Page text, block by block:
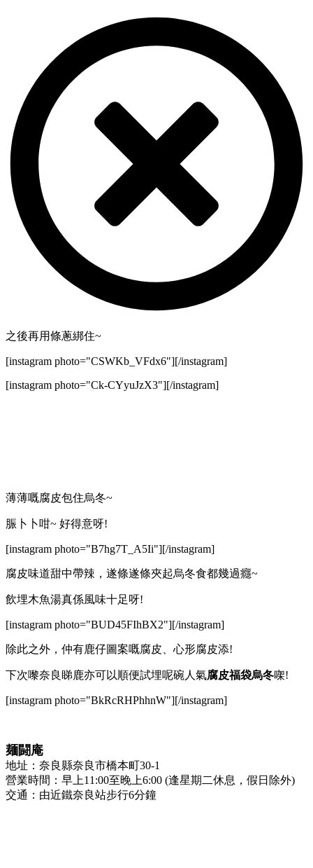
之後再用條蔥綁住~
[instagram photo="CSWKb_VFdx6"][/instagram]
[instagram photo="Ck-CYyuJzX3"][/instagram]
薄薄嘅腐皮包住烏冬~
脤卜卜咁~ 好得意呀!
[instagram photo="B7hg7T_A5Ii"][/instagram]
腐皮味道甜中帶辣，遂條遂條夾起烏冬食都幾過癮~
飲埋木魚湯真係風味十足呀!
[instagram photo="BUD45FIhBX2"][/instagram]
除此之外，仲有鹿仔圖案嘅腐皮、心形腐皮添!
下次嚟奈良睇鹿亦可以順便試埋呢碗人氣腐皮福袋烏冬㗎!
[instagram photo="BkRcRHPhhnW"][/instagram]
麺闘庵
地址：奈良縣奈良市橋本町30-1
營業時間：早上11:00至晚上6:00 (逢星期二休息，假日除外)
交通：由近鐵奈良站步行6分鐘